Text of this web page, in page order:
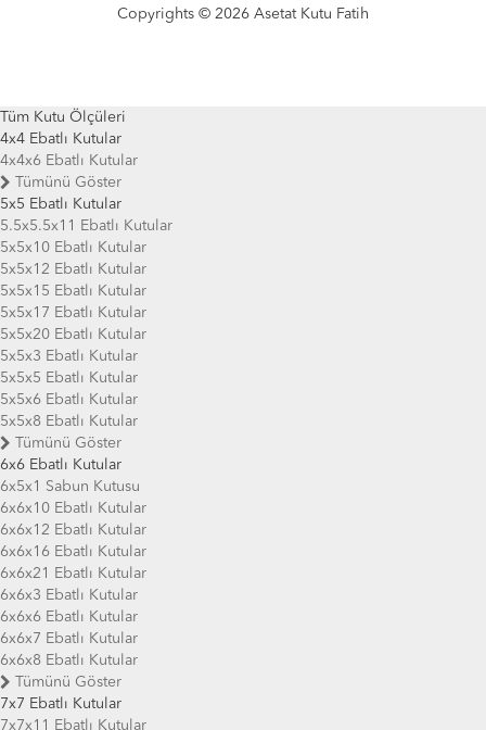
Copyrights © 2026 Asetat Kutu Fatih
Tüm Kutu Ölçüleri
4x4 Ebatlı Kutular
4x4x6 Ebatlı Kutular
Tümünü Göster
5x5 Ebatlı Kutular
5.5x5.5x11 Ebatlı Kutular
5x5x10 Ebatlı Kutular
5x5x12 Ebatlı Kutular
5x5x15 Ebatlı Kutular
5x5x17 Ebatlı Kutular
5x5x20 Ebatlı Kutular
5x5x3 Ebatlı Kutular
5x5x5 Ebatlı Kutular
5x5x6 Ebatlı Kutular
5x5x8 Ebatlı Kutular
Tümünü Göster
6x6 Ebatlı Kutular
6x5x1 Sabun Kutusu
6x6x10 Ebatlı Kutular
6x6x12 Ebatlı Kutular
6x6x16 Ebatlı Kutular
6x6x21 Ebatlı Kutular
6x6x3 Ebatlı Kutular
6x6x6 Ebatlı Kutular
6x6x7 Ebatlı Kutular
6x6x8 Ebatlı Kutular
Tümünü Göster
7x7 Ebatlı Kutular
7x7x11 Ebatlı Kutular